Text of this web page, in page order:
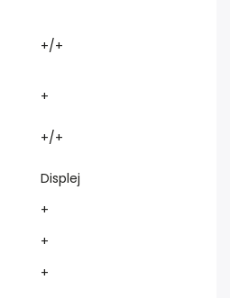
+/+
+
+/+
Displej
+
+
+